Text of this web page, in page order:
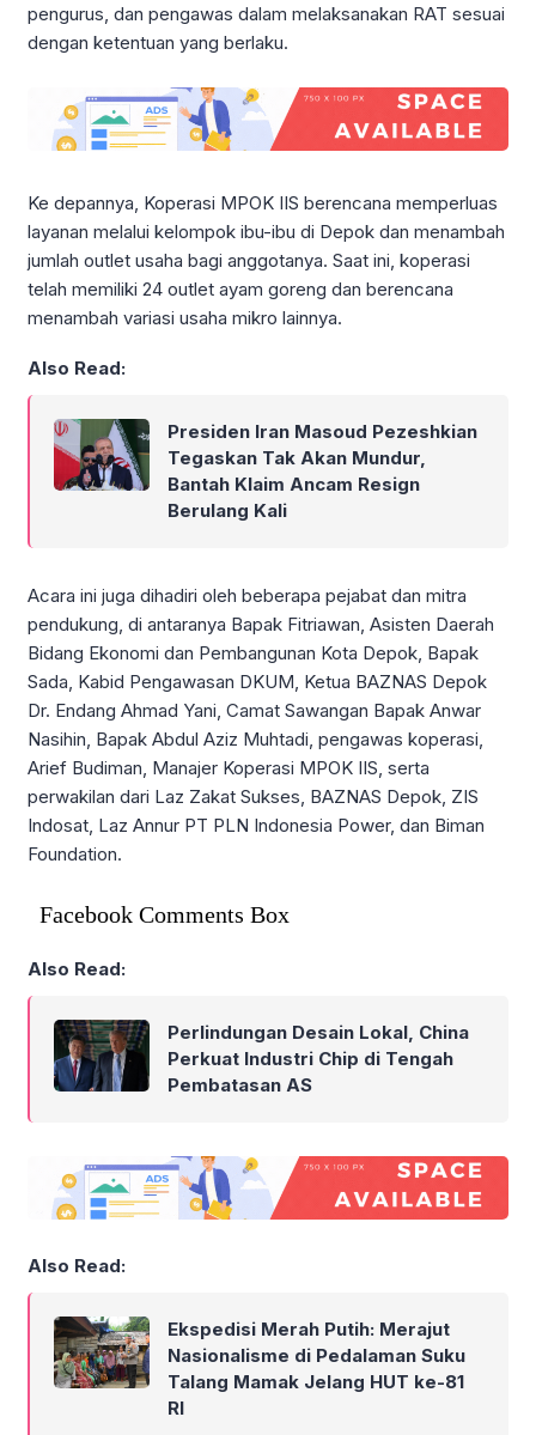
pengurus, dan pengawas dalam melaksanakan RAT sesuai
dengan ketentuan yang berlaku.
Ke depannya, Koperasi MPOK IIS berencana memperluas
layanan melalui kelompok ibu-ibu di Depok dan menambah
jumlah outlet usaha bagi anggotanya. Saat ini, koperasi
telah memiliki 24 outlet ayam goreng dan berencana
menambah variasi usaha mikro lainnya.
Also Read:
Presiden Iran Masoud Pezeshkian
Tegaskan Tak Akan Mundur,
Bantah Klaim Ancam Resign
Berulang Kali
Acara ini juga dihadiri oleh beberapa pejabat dan mitra
pendukung, di antaranya Bapak Fitriawan, Asisten Daerah
Bidang Ekonomi dan Pembangunan Kota Depok, Bapak
Sada, Kabid Pengawasan DKUM, Ketua BAZNAS Depok
Dr. Endang Ahmad Yani, Camat Sawangan Bapak Anwar
Nasihin, Bapak Abdul Aziz Muhtadi, pengawas koperasi,
Arief Budiman, Manajer Koperasi MPOK IIS, serta
perwakilan dari Laz Zakat Sukses, BAZNAS Depok, ZIS
Indosat, Laz Annur PT PLN Indonesia Power, dan Biman
Foundation.
Facebook Comments Box
Also Read:
Perlindungan Desain Lokal, China
Perkuat Industri Chip di Tengah
Pembatasan AS
Also Read:
Ekspedisi Merah Putih: Merajut
Nasionalisme di Pedalaman Suku
Talang Mamak Jelang HUT ke-81
RI